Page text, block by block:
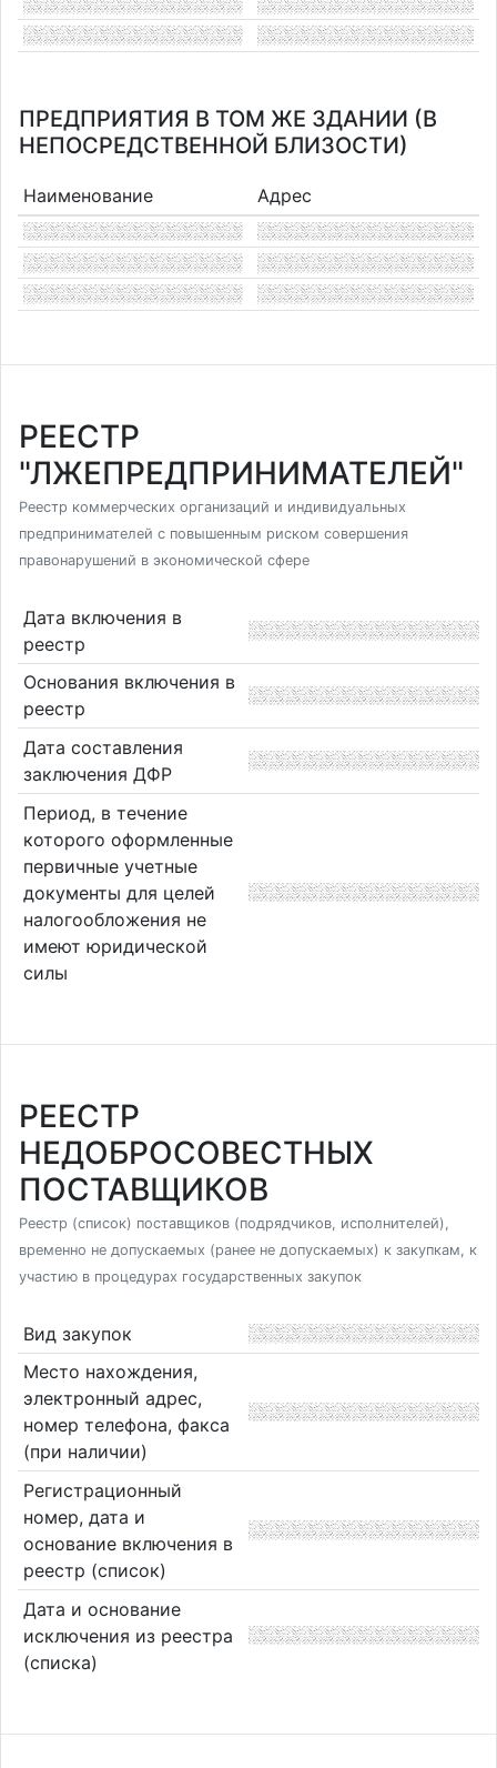
ПРЕДПРИЯТИЯ В ТОМ ЖЕ ЗДАНИИ (В
НЕПОСРЕДСТВЕННОЙ БЛИЗОСТИ)
Наименование Адрес
РЕЕСТР
"ЛЖЕПРЕДПРИНИМАТЕЛЕЙ"
Реестр коммерческих организаций и индивидуальных
предпринимателей с повышенным риском совершения
правонарушений в экономической сфере
Дата включения в
реестр
Основания включения в
реестр
Дата составления
заключения ДФР
Период, в течение
которого оформленные
первичные учетные
документы для целей
налогообложения не
имеют юридической
силы
РЕЕСТР
НЕДОБРОСОВЕСТНЫХ
ПОСТАВЩИКОВ
Реестр (список) поставщиков (подрядчиков, исполнителей),
временно не допускаемых (ранее не допускаемых) к закупкам, к
участию в процедурах государственных закупок
Вид закупок
Место нахождения,
электронный адрес,
номер телефона, факса
(при наличии)
Регистрационный
номер, дата и
основание включения в
реестр (список)
Дата и основание
исключения из реестра
(списка)